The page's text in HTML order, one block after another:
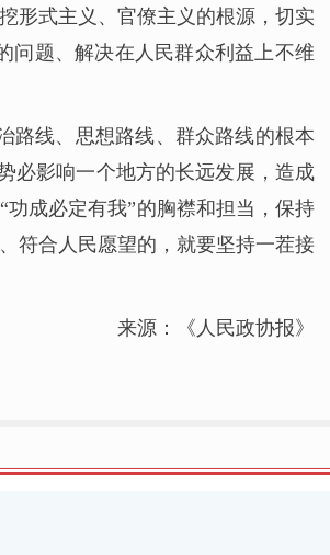
形式主义、官僚主义的根源，切实
问题、解决在人民群众利益上不维
路线、思想路线、群众路线的根本
必影响一个地方的长远发展，造成
成必定有我”的胸襟和担当，保持
符合人民愿望的，就要坚持一茬接
来源：《人民政协报》